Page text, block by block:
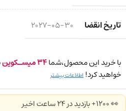
تاریخ انقضا 2027-05-30
با خرید این محصول،شما34میسـکوین
خواهید کرد! اطلاعات بیشتر
👀 1200+ بازدید در ۲۴ ساعت اخیر